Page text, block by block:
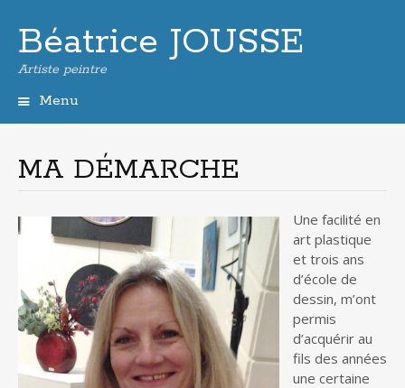
Béatrice JOUSSE
Artiste peintre
Menu
principal
MA DÉMARCHE
Une facilité en
art plastique
et trois ans
d’école de
dessin, m’ont
permis
d’acquérir au
fils des années
une certaine